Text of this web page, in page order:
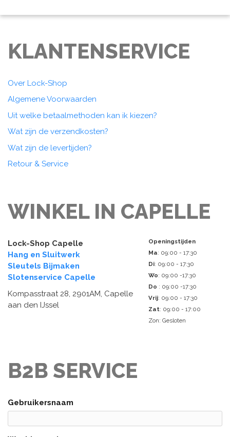
KLANTENSERVICE
Over Lock-Shop
Algemene Voorwaarden
Uit welke betaalmethoden kan ik kiezen?
Wat zijn de verzendkosten?
Wat zijn de levertijden?
Retour & Service
WINKEL IN CAPELLE
Lock-Shop Capelle
Hang en Sluitwerk
Sleutels Bijmaken
Slotenservice Capelle
Kompasstraat 28, 2901AM, Capelle
aan den IJssel
Openingstijden
Ma: 09:00 - 17:30
Di: 09:00 - 17:30
Wo: 09:00 -17:30
Do : 09:00 -17:30
Vrij: 09:00 - 17:30
Zat: 09:00 - 17:00
Zon: Gesloten
B2B SERVICE
Gebruikersnaam